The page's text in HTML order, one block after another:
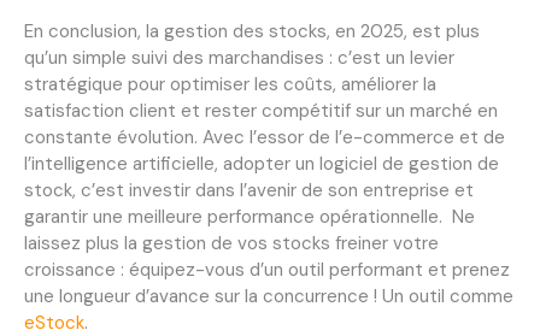
En conclusion, la gestion des stocks, en 2025, est plus
qu’un simple suivi des marchandises : c’est un levier
stratégique pour optimiser les coûts, améliorer la
satisfaction client et rester compétitif sur un marché en
constante évolution. Avec l’essor de l’e-commerce et de
l’intelligence artificielle, adopter un logiciel de gestion de
stock, c’est investir dans l’avenir de son entreprise et
garantir une meilleure performance opérationnelle. Ne
laissez plus la gestion de vos stocks freiner votre
croissance : équipez-vous d’un outil performant et prenez
une longueur d’avance sur la concurrence ! Un outil comme
eStock.